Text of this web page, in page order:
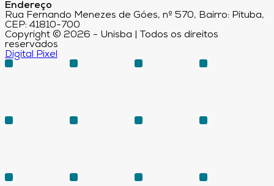
Endereço
Rua Fernando Menezes de Góes, nº 570, Bairro: Pituba,
CEP: 41810-700
Copyright © 2026 - Unisba | Todos os direitos
reservados
Digital Pixel